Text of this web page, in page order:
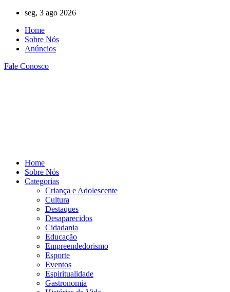
conteúdo
seg, 3 ago 2026
Home
Sobre Nós
Anúncios
Fale Conosco
Home
Sobre Nós
Categorias
Criança e Adolescente
Cultura
Destaques
Desaparecidos
Cidadania
Educação
Empreendedorismo
Esporte
Eventos
Espiritualidade
Gastronomia